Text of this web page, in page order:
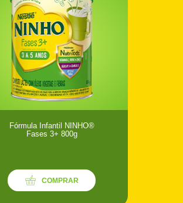
Fórmula Infantil NINHO®
Fases 3+ 800g
COMPRAR